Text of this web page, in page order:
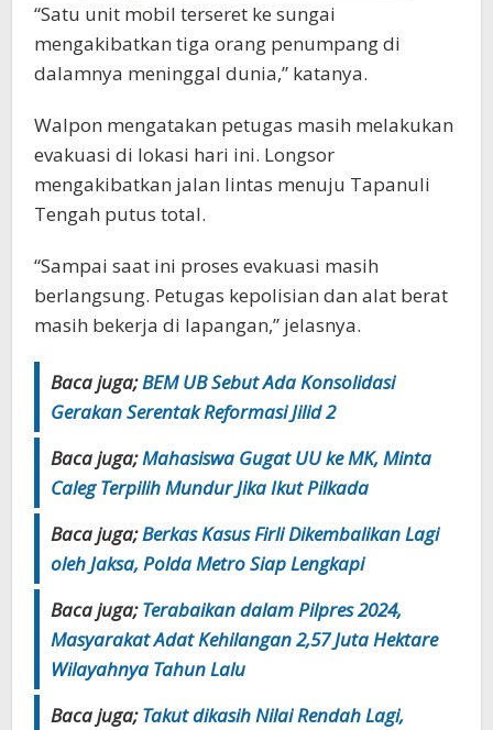
“Satu unit mobil terseret ke sungai
mengakibatkan tiga orang penumpang di
dalamnya meninggal dunia,” katanya.
Walpon mengatakan petugas masih melakukan
evakuasi di lokasi hari ini. Longsor
mengakibatkan jalan lintas menuju Tapanuli
Tengah putus total.
“Sampai saat ini proses evakuasi masih
berlangsung. Petugas kepolisian dan alat berat
masih bekerja di lapangan,” jelasnya.
Baca juga;BEM UB Sebut Ada Konsolidasi
Gerakan Serentak Reformasi Jilid 2
Baca juga;Mahasiswa Gugat UU ke MK, Minta
Caleg Terpilih Mundur Jika Ikut Pilkada
Baca juga;Berkas Kasus Firli Dikembalikan Lagi
oleh Jaksa, Polda Metro Siap Lengkapi
Baca juga;Terabaikan dalam Pilpres 2024,
Masyarakat Adat Kehilangan 2,57 Juta Hektare
Wilayahnya Tahun Lalu
Baca juga;Takut dikasih Nilai Rendah Lagi,